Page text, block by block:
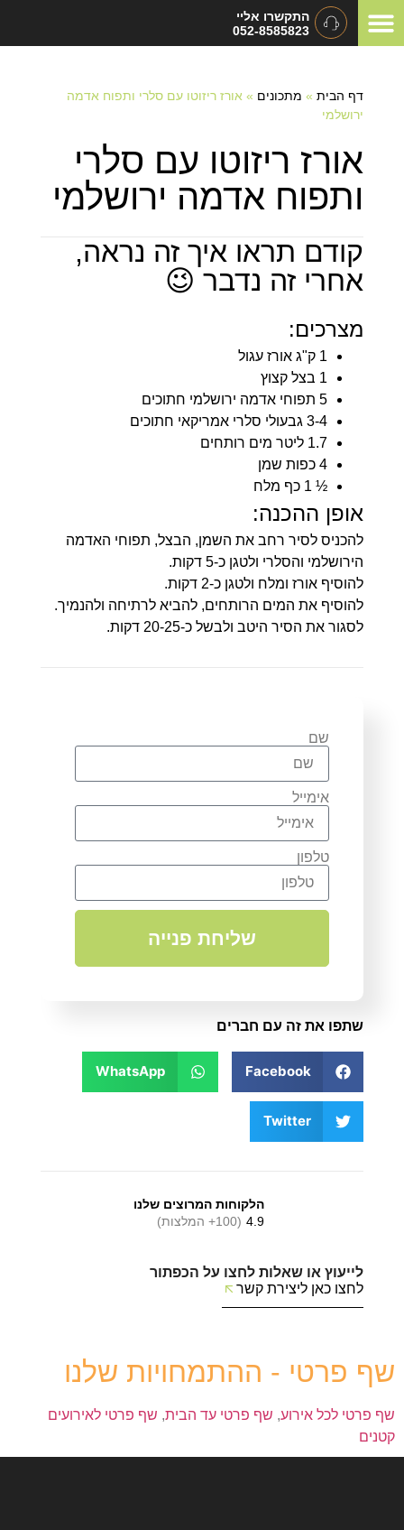
התקשרו אליי
052-8585823
דף הבית» מתכונים » אורז ריזוטו עם סלרי ותפוח אדמה
ירושלמי
אורז ריזוטו עם סלרי
ותפוח אדמה ירושלמי
קודם תראו איך זה נראה,
אחרי זה נדבר 😉
מצרכים:
1 ק"ג אורז עגול
1 בצל קצוץ
5 תפוחי אדמה ירושלמי חתוכים
3-4 גבעולי סלרי אמריקאי חתוכים
1.7 ליטר מים רותחים
4 כפות שמן
½ 1 כף מלח
אופן ההכנה:
להכניס לסיר רחב את השמן, הבצל, תפוחי האדמה
הירושלמי והסלרי ולטגן כ-5 דקות.
להוסיף אורז ומלח ולטגן כ-2 דקות.
להוסיף את המים הרותחים, להביא לרתיחה ולהנמיך.
לסגור את הסיר היטב ולבשל כ-20-25 דקות.
שם
אימייל
טלפון
שליחת פנייה
שתפו את זה עם חברים
Facebook
WhatsApp
Twitter
הלקוחות המרוצים שלנו
4.9 (100+ המלצות)
לייעוץ או שאלות לחצו על הכפתור
לחצו כאן ליצירת קשר
שף פרטי - ההתמחויות שלנו
שף פרטי לכל אירוע, שף פרטי עד הבית, שף פרטי לאירועים
קטנים